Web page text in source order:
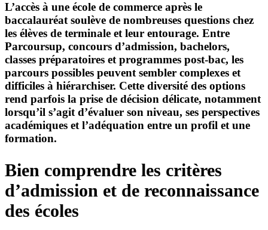
L’accès à une école de commerce après le
baccalauréat soulève de nombreuses questions chez
les élèves de terminale et leur entourage. Entre
Parcoursup, concours d’admission, bachelors,
classes préparatoires et programmes post-bac, les
parcours possibles peuvent sembler complexes et
difficiles à hiérarchiser. Cette diversité des options
rend parfois la prise de décision délicate, notamment
lorsqu’il s’agit d’évaluer son niveau, ses perspectives
académiques et l’adéquation entre un profil et une
formation.
Bien comprendre les critères
d’admission et de reconnaissance
des écoles